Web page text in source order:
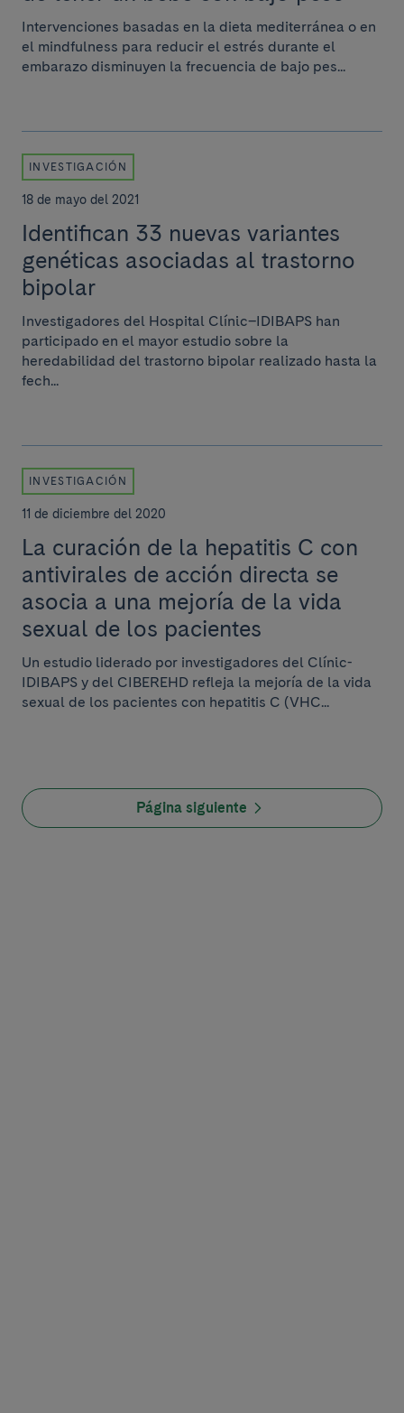
Intervenciones basadas en la dieta mediterránea o en
el mindfulness para reducir el estrés durante el
embarazo disminuyen la frecuencia de bajo pes...
INVESTIGACIÓN
18 de mayo del 2021
Identifican 33 nuevas variantes
genéticas asociadas al trastorno
bipolar
Investigadores del Hospital Clínic–IDIBAPS han
participado en el mayor estudio sobre la
heredabilidad del trastorno bipolar realizado hasta la
fech...
INVESTIGACIÓN
11 de diciembre del 2020
La curación de la hepatitis C con
antivirales de acción directa se
asocia a una mejoría de la vida
sexual de los pacientes
Un estudio liderado por investigadores del Clínic-
IDIBAPS y del CIBEREHD refleja la mejoría de la vida
sexual de los pacientes con hepatitis C (VHC...
Página siguiente